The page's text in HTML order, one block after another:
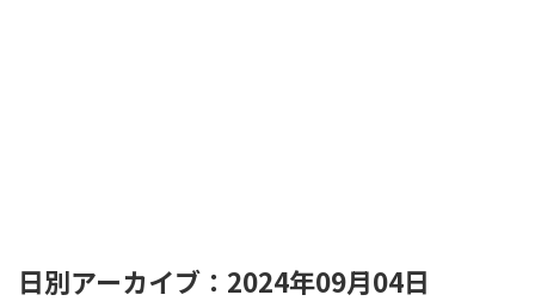
日別アーカイブ：2024年09月04日